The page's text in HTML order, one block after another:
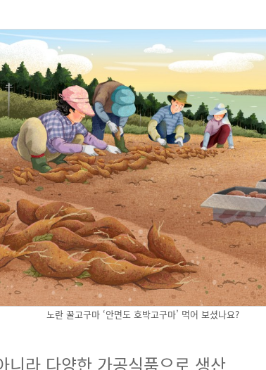
노란 꿀고구마 ‘안면도 호박고구마’ 먹어 보셨나요?
니라 다양한 가공식품으로 생산